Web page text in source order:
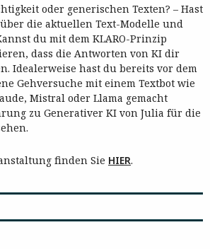
oder generischen Texten? – Hast
die aktuellen Text-Modelle und
du mit dem KLARO-Prinzip
dass die Antworten von KI dir
Idealerweise hast du bereits vor dem
Gehversuche mit einem Textbot wie
Mistral oder Llama gemacht
zu Generativer KI von Julia für die
finden Sie HIER.